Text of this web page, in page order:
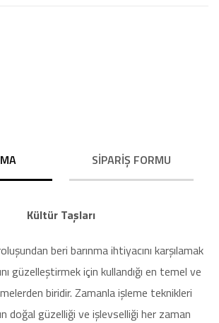
SIPARIŞ FORMU
Kültür Taşları
beri barınma ihtiyacını karşılamak
güzelleştirmek için kullandığı en temel ve
biridir. Zamanla işleme teknikleri
doğal güzelliği ve işlevselliği her zaman